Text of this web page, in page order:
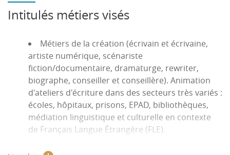
création littéraire.
Par son caractère transatlantique, le diplôme a
seulement en France et au Québec, mais aussi
dans toutes les sphères francophones.
Intitulés métiers visés
Métiers de la création (écrivain et écrivaine,
artiste numérique, scénariste
fiction/documentaire, dramaturge, rewriter,
biographe, conseiller et conseillère). Animation
d'ateliers d'écriture dans des secteurs très variés :
écoles, hôpitaux, prisons, EPAD, bibliothèques,
médiation linguistique et culturelle en contexte
de Français Langue Étrangère (FLE).
Enseignement dans le supérieur : maîtrise de